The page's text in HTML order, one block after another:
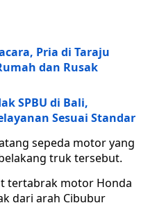
Pria di Taraju
dan Rusak
SPBU di Bali,
Sesuai Standar
sepeda motor yang
truk tersebut.
tertabrak motor Honda
dari arah Cibubur